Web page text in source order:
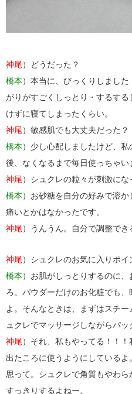
神尾）どうだった？
橋本）本当に、びっくりしまし
がりがすごくしっとり・するす
けずに寝てしまったくらい。
神尾）敏感肌でも大丈夫だった？
橋本）少し心配しましたけど、
後、なくなるまで毎日使っちゃい
神尾）シュクレの粒々が刺激にな
橋本）お砂糖を自分の好みで溶
痛いとかはなかったです。
神尾）うんうん。自分で調整でき
神尾）シュクレのお気に入りポイ
橋本）お肌がしっとりするのに
ろ。パウダーだけのお化粧でも
よ。そんなときは、まずはスチ
ュクレでマッサージしながらパッ
神尾）それ、私もやってる！！
出たころに使うようにしている
思って。シュクレで角質もやわら
すっきりするよねー。